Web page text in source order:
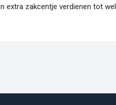
extra zakcentje verdienen tot